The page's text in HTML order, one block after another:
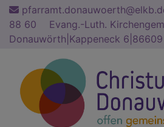
Direkt
zum
Inhalt
88 60
Evang.-Luth.
Donauwörth|Kappeneck